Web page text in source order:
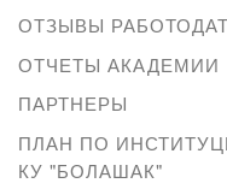
ОТЗЫВЫ
ОТЧЕТЫ АКАДЕМИИ
ПАРТНЕРЫ
ПЛАН ПО
КУ "БОЛАШАК"